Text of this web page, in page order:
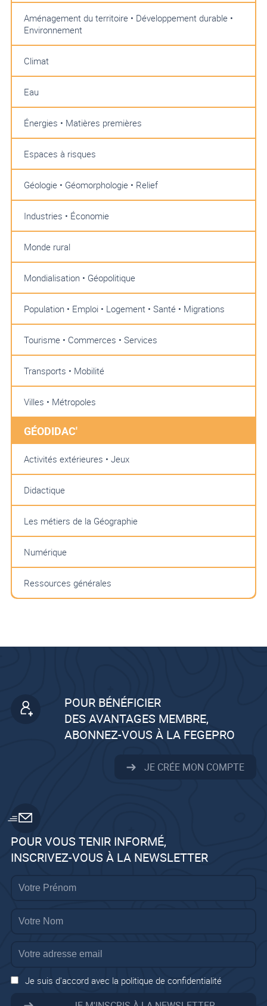
Aménagement du territoire • Développement durable •
Environnement
Climat
Eau
Énergies • Matières premières
Espaces à risques
Géologie • Géomorphologie • Relief
Industries • Économie
Monde rural
Mondialisation • Géopolitique
Population • Emploi • Logement • Santé • Migrations
Tourisme • Commerces • Services
Transports • Mobilité
Villes • Métropoles
GÉODIDAC'
Activités extérieures • Jeux
Didactique
Les métiers de la Géographie
Numérique
Ressources générales
POUR BÉNÉFICIER
DES AVANTAGES MEMBRE,
ABONNEZ-VOUS À LA FEGEPRO
JE CRÉE MON COMPTE
POUR VOUS TENIR INFORMÉ,
INSCRIVEZ-VOUS À LA NEWSLETTER
Je suis d'accord avec la politique de confidentialité